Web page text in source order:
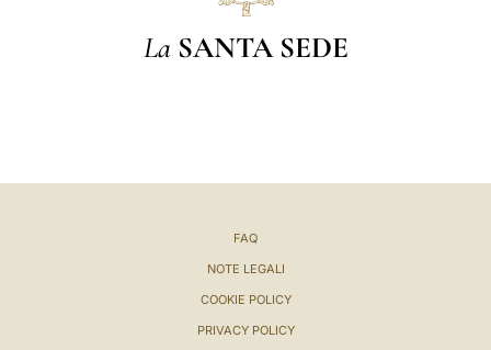
La SANTA SEDE
FAQ
NOTE LEGALI
COOKIE POLICY
PRIVACY POLICY